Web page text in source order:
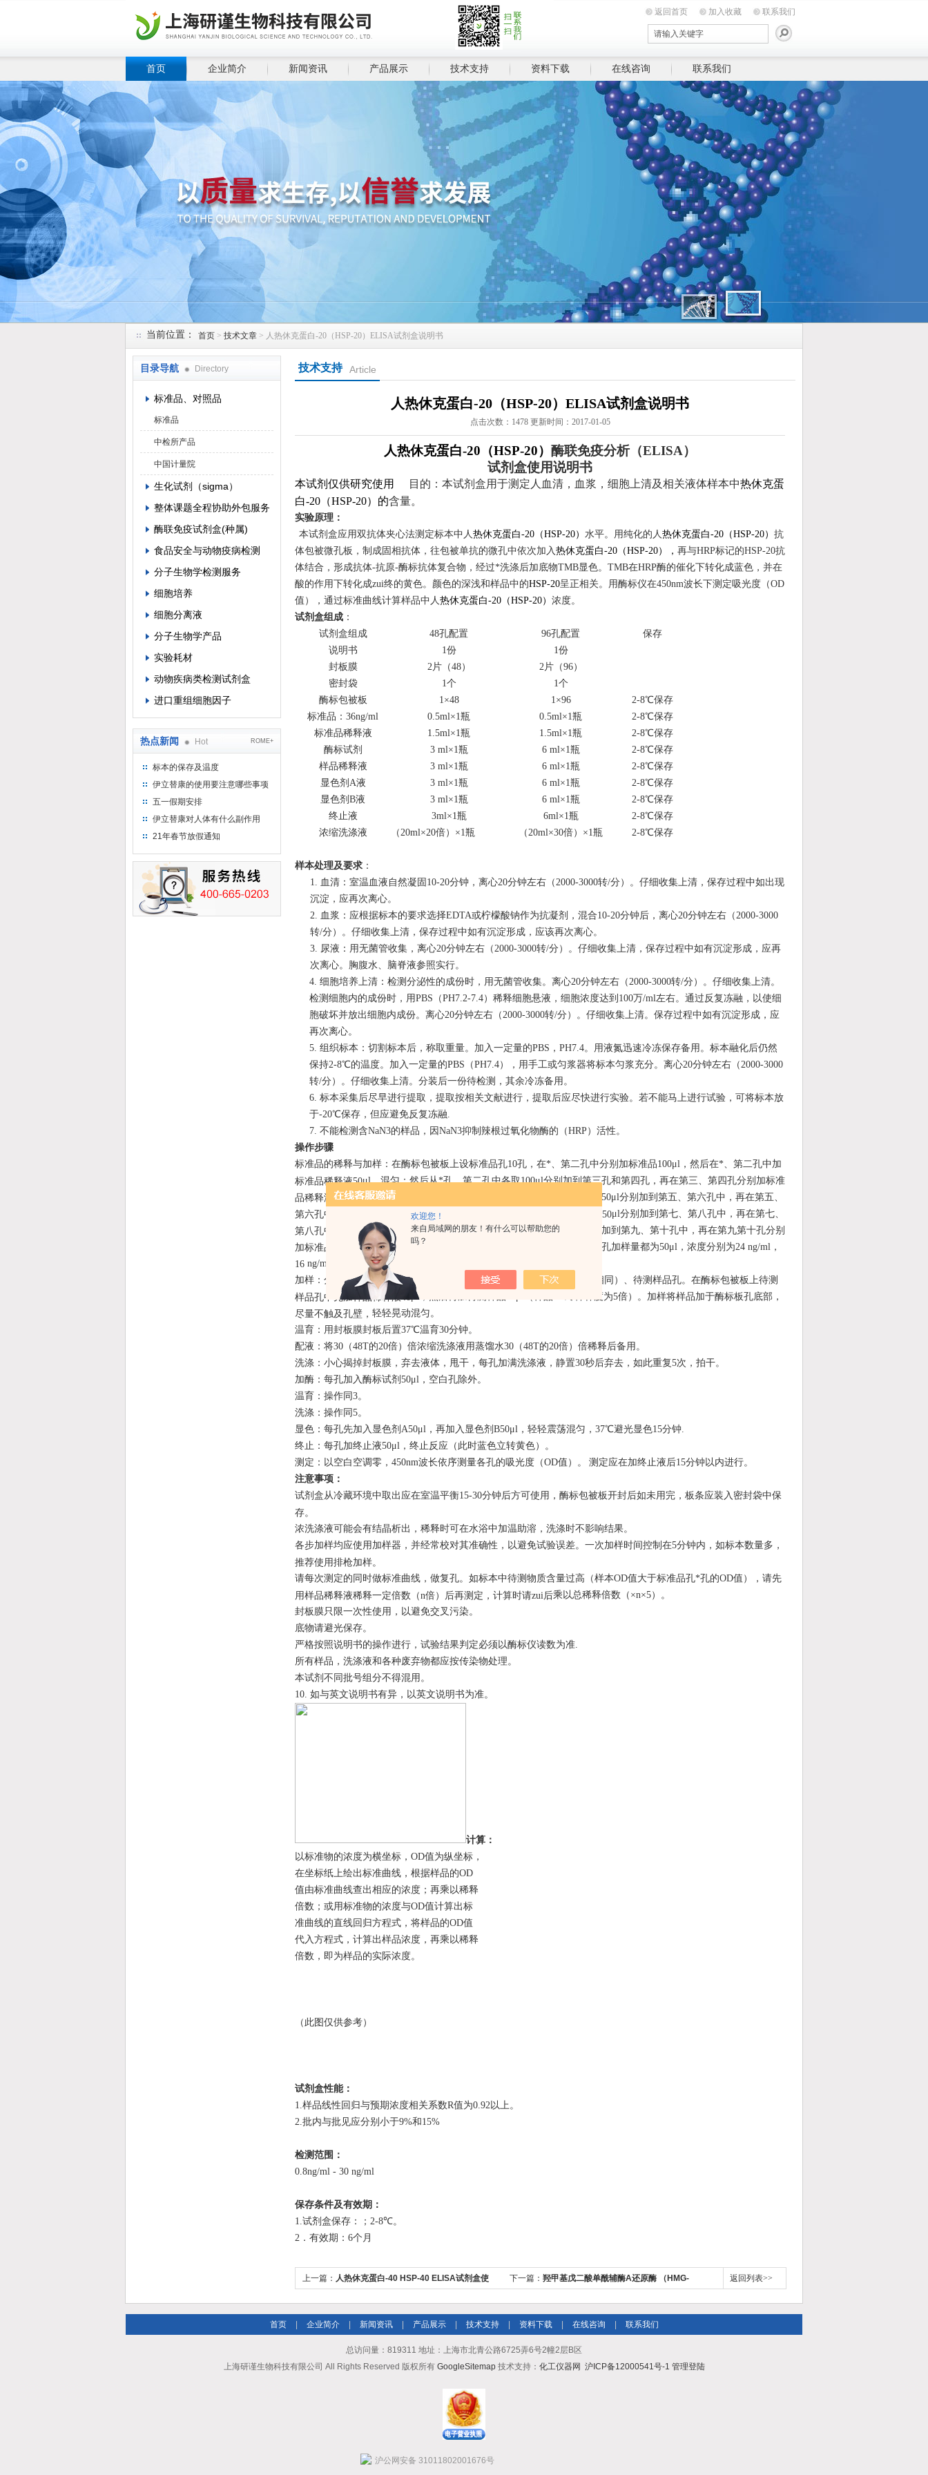
欢迎您！
来自局域网的朋友！有什么可以帮助您的
吗？
返回首页 加入收藏 联系我们
首页 企业简介 新闻资讯 产品展示 技术支持 资料下载 在线咨询 联系我们
当前位置： 首页 > 技术文章 > 人热休克蛋白-20（HSP-20）ELISA试剂盒说明书
目录导航 Directory
标准品、对照品
标准品
中检所产品
中国计量院
生化试剂（sigma）
整体课题全程协助外包服务
酶联免疫试剂盒(种属)
食品安全与动物疫病检测
分子生物学检测服务
细胞培养
细胞分离液
分子生物学产品
实验耗材
动物疾病类检测试剂盒
进口重组细胞因子
热点新闻 Hot ROME+
标本的保存及温度
伊立替康的使用要注意哪些事项
五一假期安排
伊立替康对人体有什么副作用
21年春节放假通知
技术支持 Article
人热休克蛋白-20（HSP-20）ELISA试剂盒说明书
点击次数：1478 更新时间：2017-01-05
人热休克蛋白-20（HSP-20） 酶联免疫分析（ELISA）
试剂盒使用说明书
本试剂仅供研究使用 目的：本试剂盒用于测定人血清，血浆，细胞上清及相关液体样本中热休克蛋
白-20（HSP-20） 的含量。
实验原理 ：
本试剂盒应用双抗体夹心法测定标本中 人热休克蛋白-20（HSP-20） 水平。用纯化的 人热休克蛋白-20（HSP-20） 抗
体包被微孔板，制成固相抗体，往包被单抗的微孔中依次加入热休克蛋白-20（HSP-20）， 再与HRP标记的HSP-20抗
体结合，形成抗体-抗原-酶标抗体复合物 ，经过*洗涤后加底物TMB显色。TMB在HRP酶的催化下转化成蓝色，并在
酸的作用下转化成zui终的黄色。颜色的深浅和样品中的HSP-20呈正相关。用酶标仪在450nm波长下测定吸光度（OD
值）， 通过标准曲线计算样品中人热休克蛋白-20（HSP-20） 浓度。
试剂盒组成 ：
试剂盒组成
48孔配置 96孔配置
保存
说明书
1份
1份
封板膜
2片（48）
2片（96）
密封袋
1个
1个
酶标包被板
1×48 1×96
2-8℃保存
标准品： 36ng/ml 0.5ml×1瓶 0.5ml×1瓶
2-8℃保存
标准品稀释液
1.5ml×1瓶 1.5ml×1瓶
2-8℃保存
酶标试剂
3 ml×1瓶 6 ml×1瓶
2-8℃保存
样品稀释液
3 ml×1瓶 6 ml×1瓶
2-8℃保存
显色剂A液
3 ml×1瓶 6 ml×1瓶
2-8℃保存
显色剂B液
3 ml×1瓶 6 ml×1瓶
2-8℃保存
终止液
3ml×1瓶 6ml×1瓶
2-8℃保存
浓缩洗涤液
（20ml×20倍）×1瓶 （20ml×30倍）×1瓶 2-8℃保存
样本处理及要求 ：
1. 血清：室温血液自然凝固10-20分钟，离心20分钟左右（2000-3000转/分）。仔细收集上清，保存过程中如出现
沉淀，应再次离心。
2. 血浆：应根据标本的要求选择EDTA或柠檬酸钠作为抗凝剂，混合10-20分钟后，离心20分钟左右（2000-3000
转/分）。仔细收集上清，保存过程中如有沉淀形成，应该再次离心。
3. 尿液：用无菌管收集，离心20分钟左右（2000-3000转/分）。仔细收集上清，保存过程中如有沉淀形成，应再
次离心。胸腹水、脑脊液参照实行。
4. 细胞培养上清：检测分泌性的成份时，用无菌管收集。离心20分钟左右（2000-3000转/分）。仔细收集上清。
检测细胞内的成份时，用PBS（PH7.2-7.4）稀释细胞悬液，细胞浓度达到100万/ml左右。通过反复冻融，以使细
胞破坏并放出细胞内成份。离心20分钟左右（2000-3000转/分）。仔细收集上清。保存过程中如有沉淀形成，应
再次离心。
5. 组织标本：切割标本后，称取重量。加入一定量的PBS，PH7.4。用液氮迅速冷冻保存备用。标本融化后仍然
保持2-8℃的温度。加入一定量的PBS（PH7.4），用手工或匀浆器将标本匀浆充分。离心20分钟左右（2000-3000
转/分）。仔细收集上清。分装后一份待检测，其余冷冻备用。
6. 标本采集后尽早进行提取，提取按相关文献进行，提取后应尽快进行实验。若不能马上进行试验，可将标本放
于-20℃保存，但应避免反复冻融.
7. 不能检测含NaN3的样品 ，因NaN3抑制辣根过氧化物酶的（HRP）活性。
操作步骤
标准品的稀释与加样：在酶标包被板上设标准品孔10孔，在*、第二孔中分别加标准品100μl，然后在*、第二孔中加
标准品稀释液50μl，混匀；然后从*孔、第二孔中各取100μl分别加到第三孔和第四孔，再在第三、第四孔分别加标准
品稀释液50μl，混匀；然后在第三孔和第四孔中先各取50 l弃掉，再各取50μl分别加到第五、第六孔中，再在第五、
第六孔中分别加标准品稀释液50ul，混匀；混匀后从第五、第六孔中各取50μl分别加到第七、第八孔中，再在第七、
第八孔中分别加标准品稀释液50μl，混匀后从第七、第八孔中分别取50 l加到第九、第十孔中，再在第九第十孔分别
加标准品稀释液50μl，混匀后从第九第十孔中各取50 l弃掉。（稀释后各孔加样量都为50μl，浓度分别为24 ng/ml ，
16 ng/ml ng/ml，4ng/ml
加样：分别设空白孔（空白对照孔不加样品及酶标试剂，其余各步操作相同）、 待测样品孔。在酶标包被板上待测
样品孔中先加样品稀释液40 l，然后再加待测样品10 l（样品zui终稀释度为5倍）。 加样将样品加于酶标板孔底部，
尽量不触及孔壁， 轻轻晃动混匀。
温育：用封板膜封板后置37℃温育30分钟。
配液：将30（48T的20倍）倍浓缩洗涤液用蒸馏水30（48T的20倍）倍稀释后备用。
洗涤：小心揭掉封板膜，弃去液体， 甩干 ，每孔加满洗涤液，静置30秒后弃去，如此重复5次，拍干。
加酶：每孔加入酶标试剂50μl，空白孔除外。
温育：操作同3。
洗涤：操作同5。
显色：每孔先加入显色剂A50μl，再加入显色剂B50μl，轻轻震荡混匀，37℃避光显色15分钟.
终止：每孔加终止液50μl，终止反应 （此时蓝色立转黄色） 。
测定：以空白空调零， 450nm波长依序测量各孔的吸光度（OD值） 。
测定应在加终止液后15分钟以内进行。
注意事项：
试剂盒从冷藏环境中取出应在室温平衡15-30分钟后方可使用，酶标包被板开封后如未用完，板条应装入密封袋中保
存。
浓洗涤液可能会有结晶析出，稀释时可在水浴中加温助溶 ，洗涤时不影响结果。
各步加样均应使用加样器，并经常校对其准确性，以避免试验误差。一次加样时间控制在5分钟内，如标本数量多，
推荐使用排枪加样。
请每次测定的同时做标准曲线，做复孔。如标本中待测物质含量过高（样本OD值大于标准品孔*孔的OD值），请先
用样品稀释液稀释一定倍数（n倍）后再测定，计算时请zui后乘以总稀释倍数（ ×n×5）。
封板膜只限一次性使用，以避免交叉污染。
底物请避光保存。
严格按照说明书的操作进行，试验结果判定必须以酶标仪读数为准.
所有样品，洗涤液和各种废弃物都应按传染物处理。
本试剂不同批号组分不得混用。
10. 如与英文说明书有异，以英文说明书为准。
计算 ：
以标准物的浓度为横坐标，OD值为纵坐标，
在坐标纸上绘出标准曲线，根据样品的OD
值由标准曲线查出相应的浓度；再乘以稀释
倍数 ；或用标准物的浓度与OD值计算出标
准曲线的直线回归方程式，将样品的OD值
代入方程式，计算出样品浓度，再乘以稀释
倍数 ，即为样品的实际浓度。
（此图仅供参考）
试剂盒性能：
1.样品线性回归与预期浓度相关系数R值为0.92以上。
2.批内与批见应分别小于9%和15%
检测范围：
0.8ng/ml - 30 ng/ml
保存条件及有效期：
1.试剂盒保存：
；2-8℃。
2．有效期：6个月
上一篇： 人热休克蛋白-40 HSP-40 ELISA试剂盒使 下一篇： 羟甲基戊二酸单酰辅酶A还原酶 （HMG- 返回列表>>
首页 企业简介 新闻资讯 产品展示 技术支持 资料下载 在线咨询 联系我们
总访问量：819311 地址：上海市北青公路6725弄6号2幢2层B区
上海研谨生物科技有限公司 All Rights Reserved 版权所有 GoogleSitemap技术支持： 化工仪器网 沪ICP备12000541号-1 管理登陆
沪公网安备 31011802001676号